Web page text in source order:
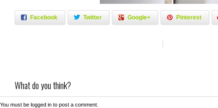
Facebook Twitter Google+ Pinterest
What do you think?
You must be logged in to post a comment.